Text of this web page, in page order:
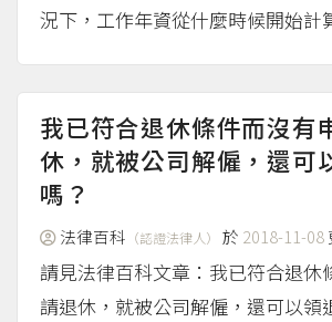
況下，工作年資從什麼時候開始計
工務人員的我退休了，工作年資怎
多少退休金？──適用勞動基準法
算方式（more...）
我已符合退休條件而沒有
休，就被公司解僱，還可
嗎？
法律百科 （認證法律人） 於 2018-11-08
請見法律百科文章：我已符合退休
請退休，就被公司解僱，還可以領